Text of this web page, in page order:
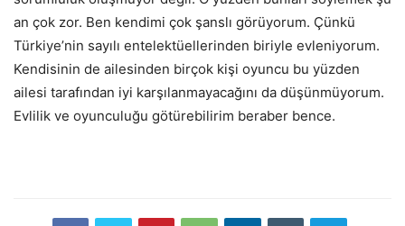
an çok zor. Ben kendimi çok şanslı görüyorum. Çünkü
Türkiye’nin sayılı entelektüellerinden biriyle evleniyorum.
Kendisinin de ailesinden birçok kişi oyuncu bu yüzden
ailesi tarafından iyi karşılanmayacağını da düşünmüyorum.
Evlilik ve oyunculuğu götürebilirim beraber bence.